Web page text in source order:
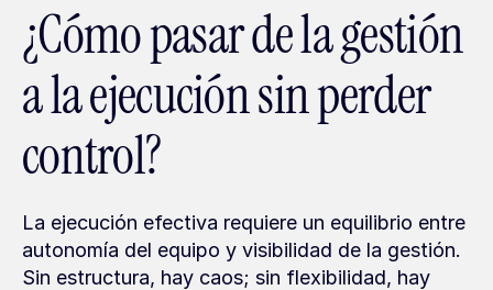
¿Cómo pasar de la gestión
a la ejecución sin perder
control?
La ejecución efectiva requiere un equilibrio entre
autonomía del equipo y visibilidad de la gestión.
Sin estructura, hay caos; sin flexibilidad, hay